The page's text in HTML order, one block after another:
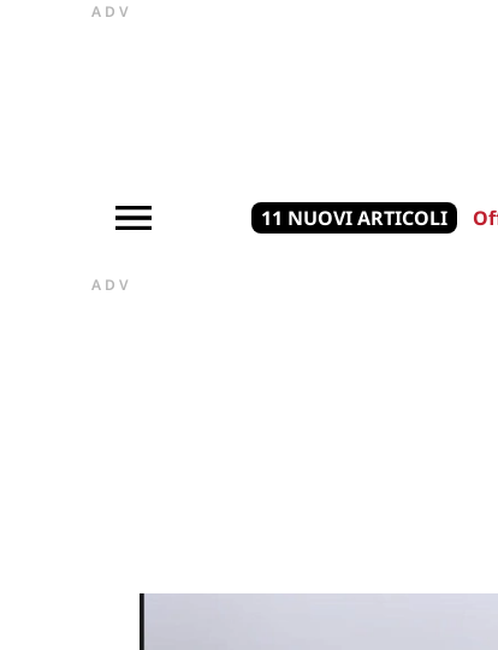
ADV
11 NUOVI ARTICOLI
ADV